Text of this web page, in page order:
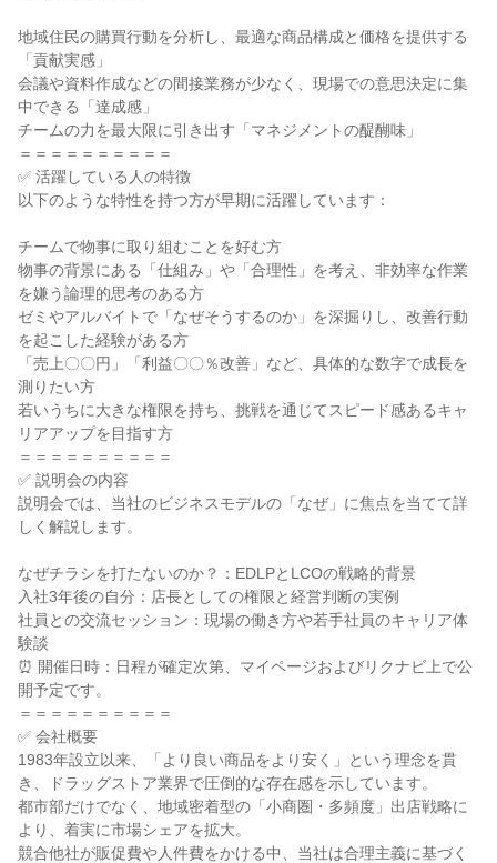
地域住民の購買行動を分析し、最適な商品構成と価格を提供する
「貢献実感」
会議や資料作成などの間接業務が少なく、現場での意思決定に集
中できる「達成感」
チームの力を最大限に引き出す「マネジメントの醍醐味」
＝＝＝＝＝＝＝＝＝＝
✅ 活躍している人の特徴
以下のような特性を持つ方が早期に活躍しています：
チームで物事に取り組むことを好む方
物事の背景にある「仕組み」や「合理性」を考え、非効率な作業
を嫌う論理的思考のある方
ゼミやアルバイトで「なぜそうするのか」を深掘りし、改善行動
を起こした経験がある方
「売上〇〇円」「利益〇〇％改善」など、具体的な数字で成長を
測りたい方
若いうちに大きな権限を持ち、挑戦を通じてスピード感あるキャ
リアアップを目指す方
＝＝＝＝＝＝＝＝＝＝
✅ 説明会の内容
説明会では、当社のビジネスモデルの「なぜ」に焦点を当てて詳
しく解説します。
なぜチラシを打たないのか？：EDLPとLCOの戦略的背景
入社3年後の自分：店長としての権限と経営判断の実例
社員との交流セッション：現場の働き方や若手社員のキャリア体
験談
⏰ 開催日時：日程が確定次第、マイページおよびリクナビ上で公
開予定です。
＝＝＝＝＝＝＝＝＝＝
✅ 会社概要
1983年設立以来、「より良い商品をより安く」という理念を貫
き、ドラッグストア業界で圧倒的な存在感を示しています。
都市部だけでなく、地域密着型の「小商圏・多頻度」出店戦略に
より、着実に市場シェアを拡大。
競合他社が販促費や人件費をかける中、当社は合理主義に基づく